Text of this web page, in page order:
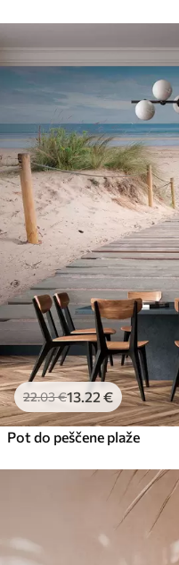
22.03€13 .22 €
Pot do peščene plaže